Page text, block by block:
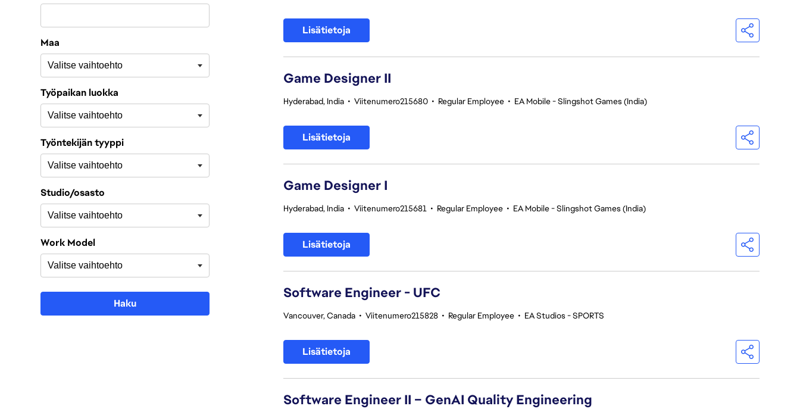
Maa
Työpaikan luokka
Työntekijän tyyppi
Studio/osasto
Work Model
Haku
Lisätietoja
Game Designer II
Hyderabad, India • Viitenumero215680 • Regular Employee • EA Mobile - Slingshot Games (India)
Lisätietoja
Game Designer I
Hyderabad, India • Viitenumero215681 • Regular Employee • EA Mobile - Slingshot Games (India)
Lisätietoja
Software Engineer - UFC
Vancouver, Canada • Viitenumero215828 • Regular Employee • EA Studios - SPORTS
Lisätietoja
Software Engineer II – GenAI Quality Engineering